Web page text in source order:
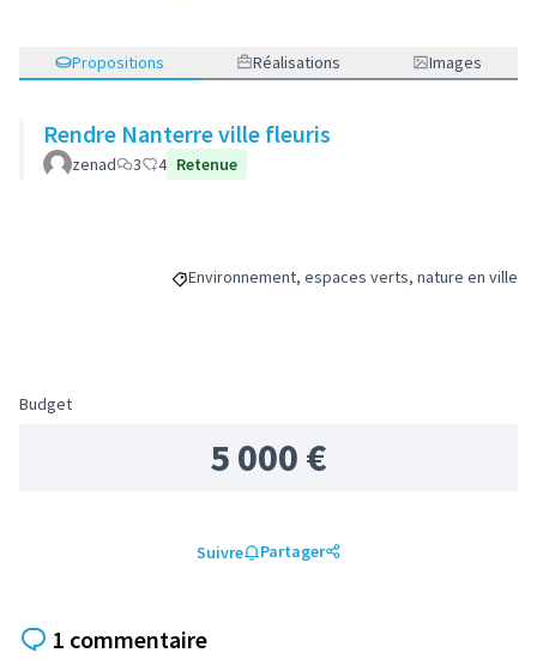
Propositions Réalisations Images
Rendre Nanterre ville fleuris
zenad 3 4 Retenue
Filtrer les résultats de la catégorie :
Environnement, espaces verts, nature en ville
Budget
5 000 €
Suivre Partager
1 commentaire